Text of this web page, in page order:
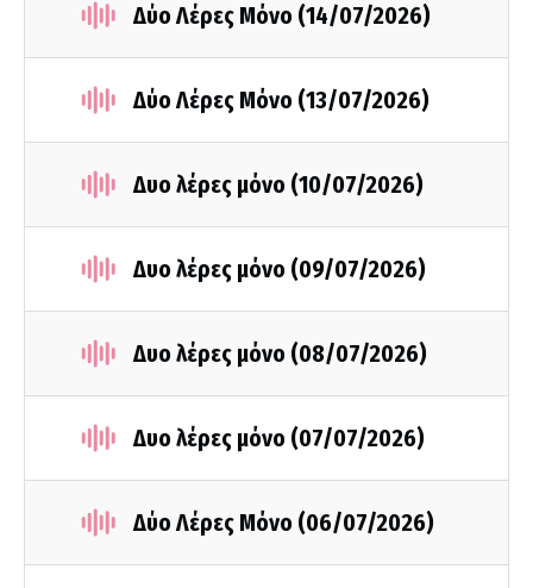
Δύο Λέρες Μόνο (14/07/2026)
Δύο Λέρες Μόνο (13/07/2026)
Δυο λέρες μόνο (10/07/2026)
Δυο λέρες μόνο (09/07/2026)
Δυο λέρες μόνο (08/07/2026)
Δυο λέρες μόνο (07/07/2026)
Δύο Λέρες Μόνο (06/07/2026)